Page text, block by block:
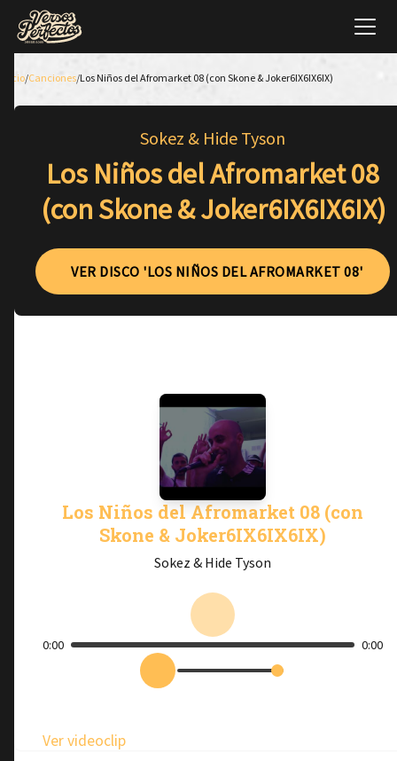
Inicio/Canciones/Los Niños del Afromarket 08 (con Skone & Joker6IX6IX6IX)
Sokez & Hide Tyson
Los Niños del Afromarket 08
(con Skone & Joker6IX6IX6IX)
VER DISCO 'LOS NIÑOS DEL AFROMARKET 08'
Los Niños del Afromarket 08 (con
Skone & Joker6IX6IX6IX)
Sokez & Hide Tyson
0:00 0:00
Ver videoclip